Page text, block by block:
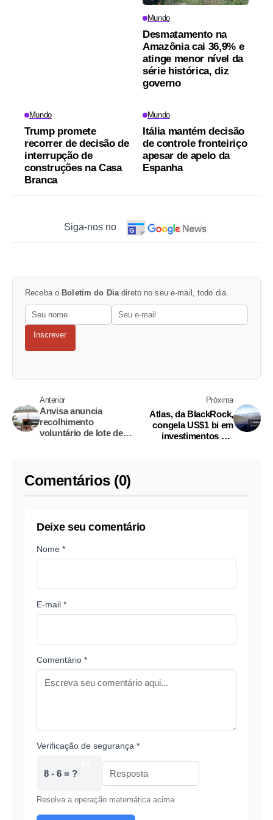
Mundo
Desmatamento na
Amazônia cai 36,9% e
atinge menor nível da
série histórica, diz
governo
Mundo
Trump promete
recorrer de decisão de
interrupção de
construções na Casa
Branca
Mundo
Itália mantém decisão
de controle fronteiriço
apesar de apelo da
Espanha
Siga-nos no
Receba o Boletim do Diadireto no seu e-mail, todo dia.
Inscrever
Anterior
Anvisa anuncia
recolhimento
voluntário de lote de
Próxima
Atlas, da BlackRock,
congela US$1 bi em
investimentos em
Comentários (0)
Deixe seu comentário
Nome *
E-mail *
Comentário *
Verificação de segurança *
8 - 6 = ?
Resolva a operação matemática acima